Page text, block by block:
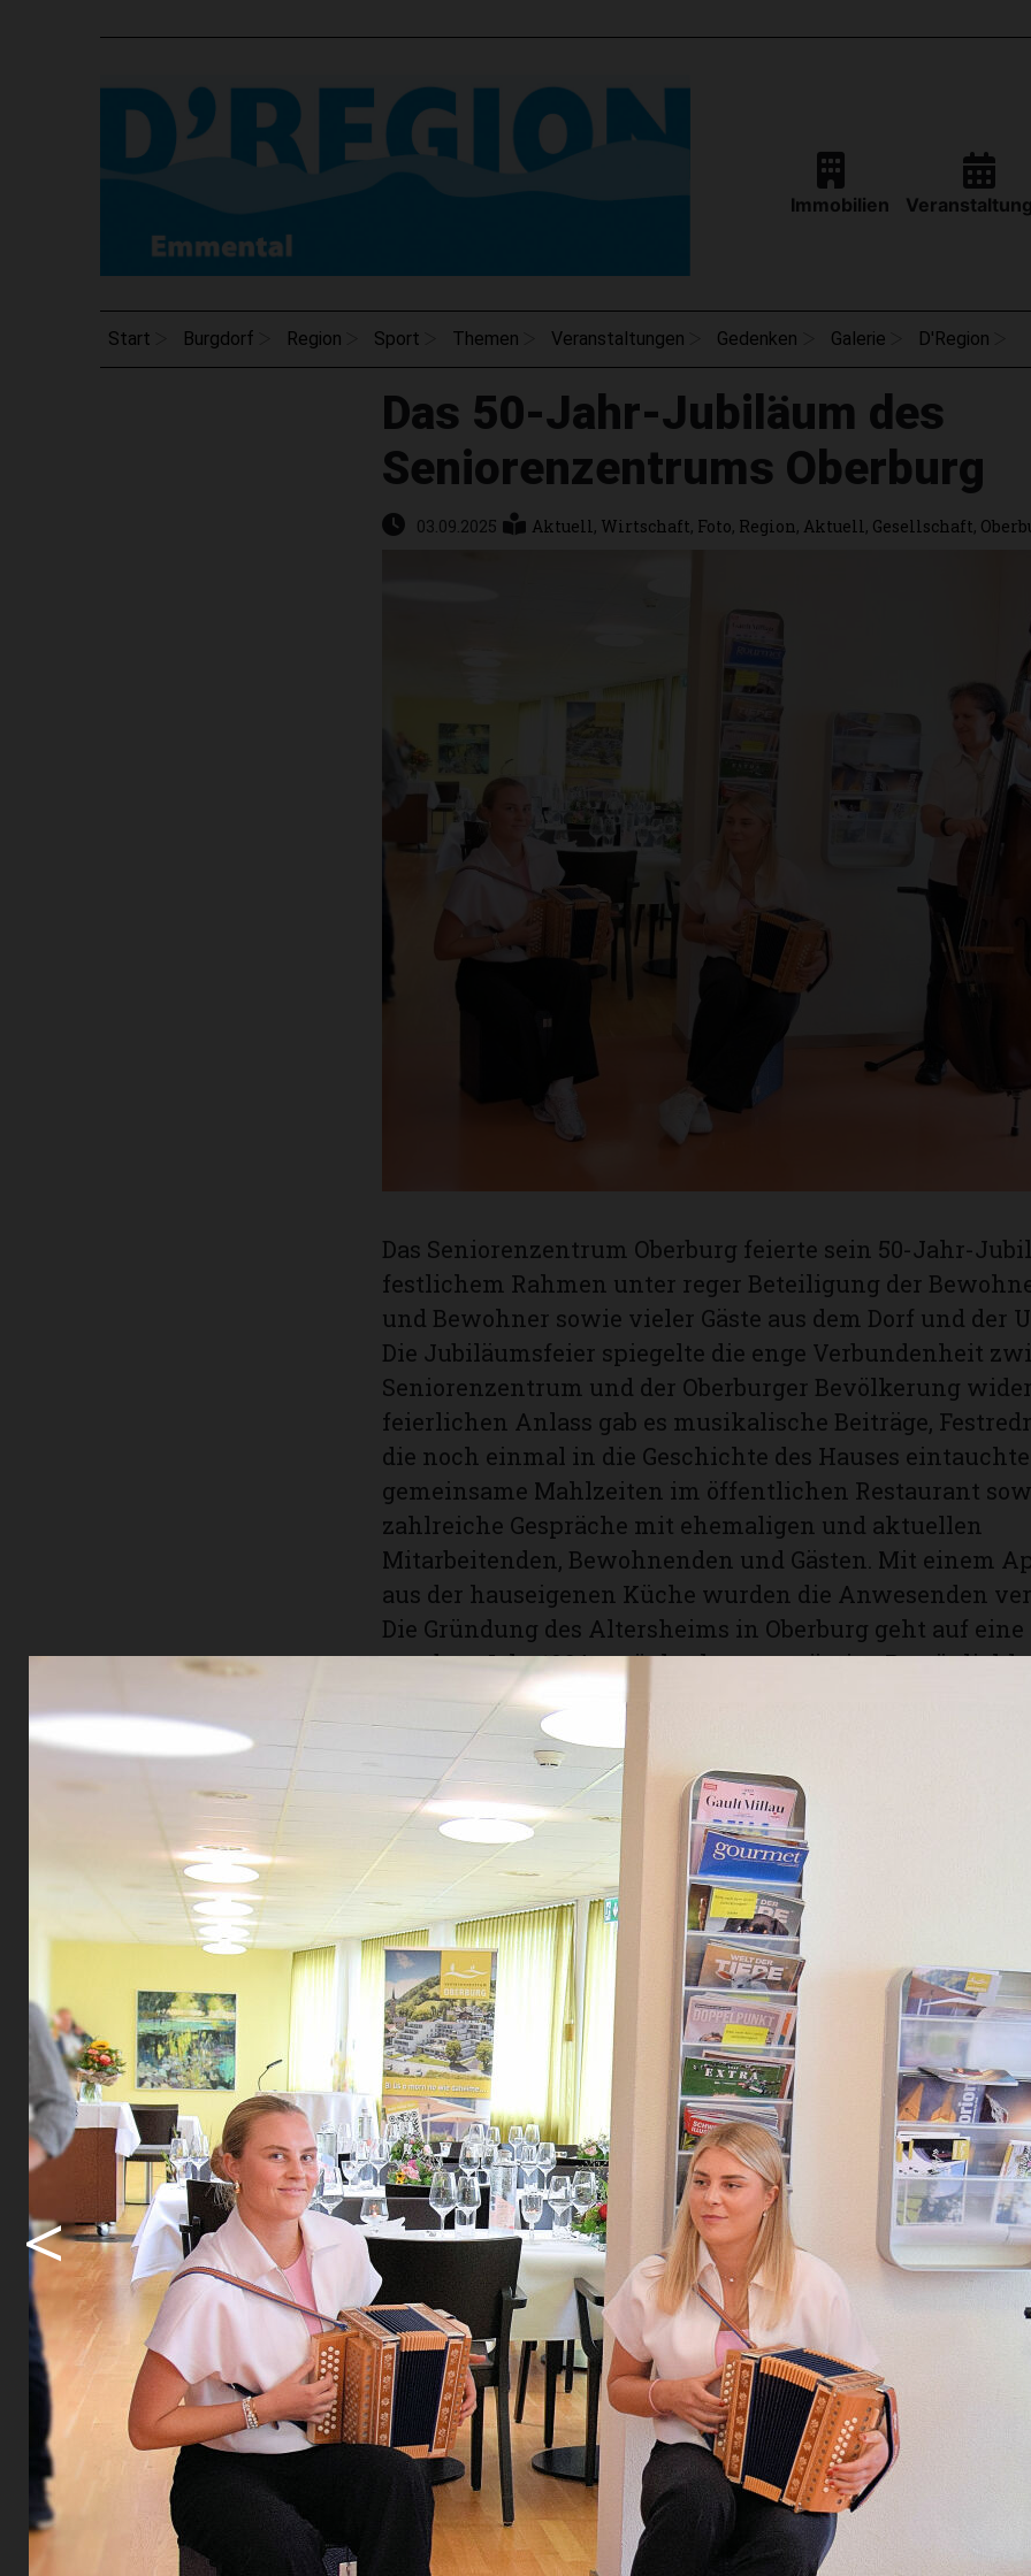
Immobilien
Start Burgdorf Region Sport Themen Veranstaltungen Gedenken Galerie D'Region
Das 50-Jahr-Jubiläum des
Seniorenzentrums Oberburg
03.09.2025 Aktuell, Wirtschaft, Foto, Region, Aktuell, Gesellschaft,
Das Seniorenzentrum Oberburg feierte sein 50-Jahr-
festlichem Rahmen unter reger Beteiligung der
und Bewohner sowie vieler Gäste aus dem Dorf und der
Die Jubiläumsfeier spiegelte die enge Verbundenheit
Seniorenzentrum und der Oberburger Bevölkerung
feierlichen Anlass gab es musikalische Beiträge,
die noch einmal in die Geschichte des Hauses
gemeinsame Mahlzeiten im öffentlichen Restaurant
zahlreiche Gespräche mit ehemaligen und aktuellen
Mitarbeitenden, Bewohnenden und Gästen. Mit einem
aus der hauseigenen Küche wurden die Anwesenden
Die Gründung des Altersheims in Oberburg geht auf
aus dem Jahr 1964 zurück, als ortsansässige
der gemeinnützige Frauenverein den Bau anstiessen
Altersheim-Fonds gründeten. Die ganze
Unternehmen, Vereine, die Schule und die Gemeinde
das Projekt mit allen möglichen Anlässen. Rasch
grosse Engagement ebenso grosse Geldspenden
ermöglichten eine baldige Umsetzung des
Am 1. April 1975 nahm das Heim seinen Betrieb auf und
ein fester Bestandteil im Dorfleben von Oberburg und
Emmental.
Das Seniorenzentrum Oberburg vereint traditionelle
moderner, qualitativ hochwertiger Pflege und
Institution hat sich in fünf Jahrzehnten durch
Veranstaltungen, mit Engagement für soziale Anliegen
ihrer Offenheit gegenüber Dorfbewohnern und Gästen
zentralen Platz in der Gemeinschaft gesichert. Die
und Wichtigkeit im Dorf und in der Region sind
Die Jubiläumsfeier wurde von allen Beteiligten als
wahrgenommen und bot Gelegenheit zur
geleisteten Arbeit, aber auch zum Austausch, zur
zur Erinnerung an die bewegte Geschichte des Hauses.
heute schenken die Mitarbeitenden – vor 50 Jahren 7
heute rund 100 – den Bewohnerinnen und Bewohnern
Dach über dem Kopf, sondern ein Daheim.
Paul Hulliger
www.seniorenzentrum-oberburg.ch
<